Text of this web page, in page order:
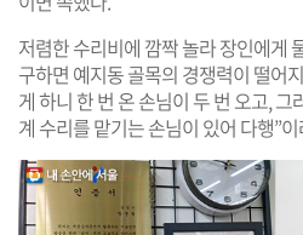
저렴한 수리비에 깜짝 놀라 장인에게
구하면 예지동 골목의 경쟁력이 떨어
게 하니 한 번 온 손님이 두 번 오고, 그
계 수리를 맡기는 손님이 있어 다행”